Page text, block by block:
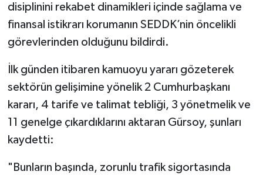
disiplinini rekabet dinamikleri içinde sağlama ve
finansal istikrarı korumanın SEDDK’nin öncelikli
görevlerinden olduğunu bildirdi.
İlk günden itibaren kamuoyu yararı gözeterek
sektörün gelişimine yönelik 2 Cumhurbaşkanı
kararı, 4 tarife ve talimat tebliği, 3 yönetmelik ve
11 genelge çıkardıklarını aktaran Gürsoy, şunları
kaydetti:
"Bunların başında, zorunlu trafik sigortasında